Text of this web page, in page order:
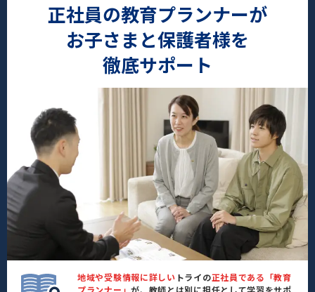
正社員の教育プランナーが
お子さまと保護者様を
徹底サポート
地域や受験情報に詳しい トライの正社員である「教育
プランナー」が、教師とは別に担任として学習をサポ